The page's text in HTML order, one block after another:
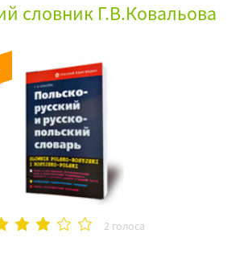
словник Г.В.Ковальова
2 голоса